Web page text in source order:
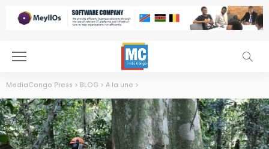
MediaCongo Press > BLOG > A la une >